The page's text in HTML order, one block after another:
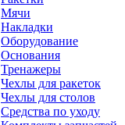
Мячи
Накладки
Оборудование
Основания
Тренажеры
Чехлы для ракеток
Чехлы для столов
Средства по уходу